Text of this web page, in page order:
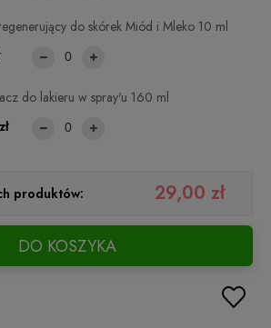
do lakieru w spray'u 160 ml
do skórek Miód i Mleko 10 ml
produktów: 29,00 zł
DO KOSZYKA